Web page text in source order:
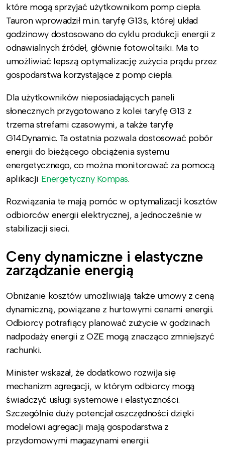
które mogą sprzyjać użytkownikom pomp ciepła.
Tauron wprowadził m.in. taryfę G13s, której układ
godzinowy dostosowano do cyklu produkcji energii z
odnawialnych źródeł, głównie fotowoltaiki. Ma to
umożliwiać lepszą optymalizację zużycia prądu przez
gospodarstwa korzystające z pomp ciepła.
Dla użytkowników nieposiadających paneli
słonecznych przygotowano z kolei taryfę G13 z
trzema strefami czasowymi, a także taryfę
G14Dynamic. Ta ostatnia pozwala dostosować pobór
energii do bieżącego obciążenia systemu
energetycznego, co można monitorować za pomocą
aplikacji Energetyczny Kompas.
Rozwiązania te mają pomóc w optymalizacji kosztów
odbiorców energii elektrycznej, a jednocześnie w
stabilizacji sieci.
Ceny dynamiczne i elastyczne
zarządzanie energią
Obniżanie kosztów umożliwiają także umowy z ceną
dynamiczną, powiązane z hurtowymi cenami energii.
Odbiorcy potrafiący planować zużycie w godzinach
nadpodaży energii z OZE mogą znacząco zmniejszyć
rachunki.
Minister wskazał, że dodatkowo rozwija się
mechanizm agregacji, w którym odbiorcy mogą
świadczyć usługi systemowe i elastyczności.
Szczególnie duży potencjał oszczędności dzięki
modelowi agregacji mają gospodarstwa z
przydomowymi magazynami energii.